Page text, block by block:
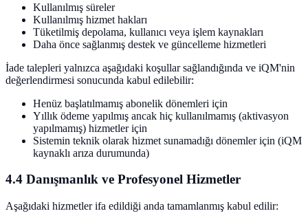
Kullanılmış süreler
Kullanılmış hizmet hakları
Tüketilmiş depolama, kullanıcı veya işlem kaynakları
Daha önce sağlanmış destek ve güncelleme hizmetleri
İade talepleri yalnızca aşağıdaki koşullar sağlandığında ve iQM'nin
değerlendirmesi sonucunda kabul edilebilir:
Henüz başlatılmamış abonelik dönemleri için
Yıllık ödeme yapılmış ancak hiç kullanılmamış (aktivasyon
yapılmamış) hizmetler için
Sistemin teknik olarak hizmet sunamadığı dönemler için (iQM
kaynaklı arıza durumunda)
4.4 Danışmanlık ve Profesyonel Hizmetler
Aşağıdaki hizmetler ifa edildiği anda tamamlanmış kabul edilir: